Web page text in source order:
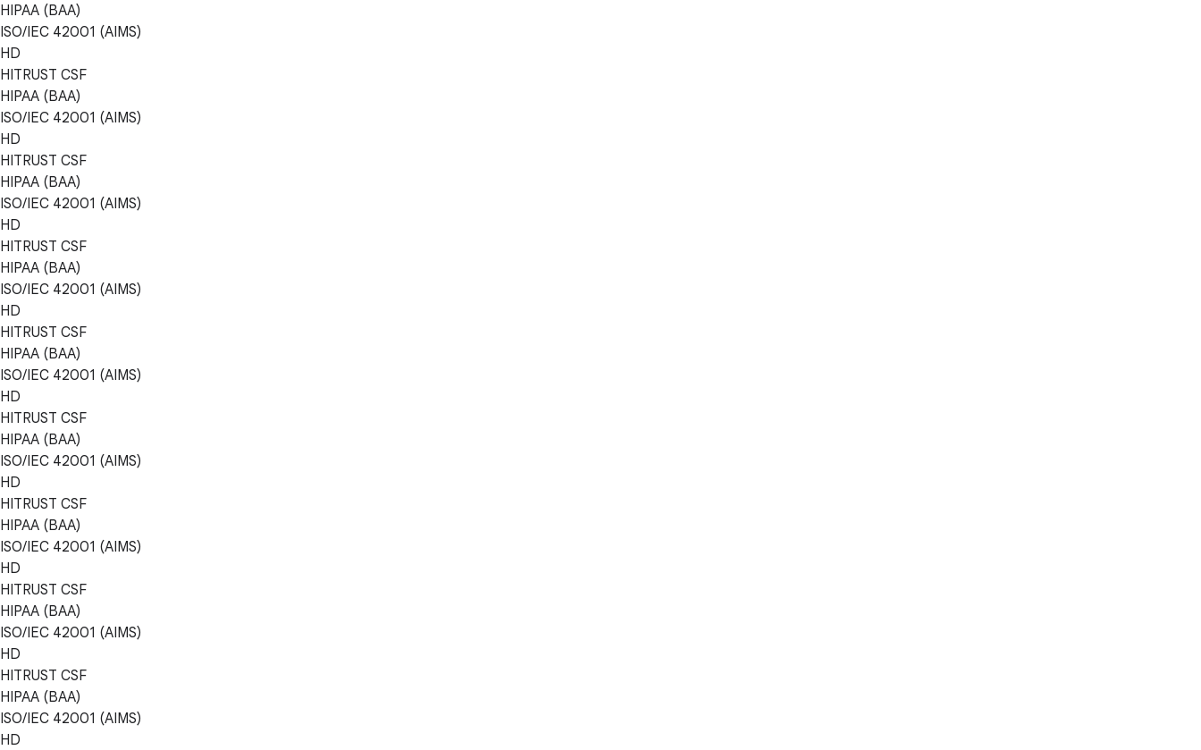
HIPAA (BAA)
ISO/IEC 42001 (AIMS)
HD
HITRUST CSF
HIPAA (BAA)
ISO/IEC 42001 (AIMS)
HD
HITRUST CSF
HIPAA (BAA)
ISO/IEC 42001 (AIMS)
HD
HITRUST CSF
HIPAA (BAA)
ISO/IEC 42001 (AIMS)
HD
HITRUST CSF
HIPAA (BAA)
ISO/IEC 42001 (AIMS)
HD
HITRUST CSF
HIPAA (BAA)
ISO/IEC 42001 (AIMS)
HD
HITRUST CSF
HIPAA (BAA)
ISO/IEC 42001 (AIMS)
HD
HITRUST CSF
HIPAA (BAA)
ISO/IEC 42001 (AIMS)
HD
HITRUST CSF
HIPAA (BAA)
ISO/IEC 42001 (AIMS)
HD